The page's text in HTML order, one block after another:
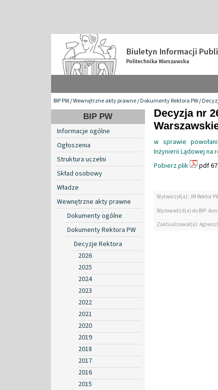
BIP PW/Wewnętrzne akty prawne/Dokumenty Rektora PW/
BIP PW
Informacje ogólne
Ogłoszenia
Struktura uczelni
Skład osobowy
Władze
Wewnętrzne akty prawne
Dokumenty ogólne
Dokumenty Rektora PW
Decyzje Rektora
2026
2025
2024
2023
2022
2021
2020
2019
2018
2017
2016
2015
Decyzja nr
w sprawie
Inżynierii Lądowej na
Pobierz plik
pdf
Wytworzył(a): JM Rektor
Wprowadził(a) do BIP:
Zaktualizował(a):